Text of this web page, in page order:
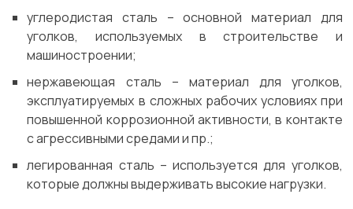
углеродистая сталь – основной материал для
уголков, используемых в строительстве и
машиностроении;
нержавеющая сталь – материал для уголков,
эксплуатируемых в сложных рабочих условиях при
повышенной коррозионной активности, в контакте
с агрессивными средами и пр.;
легированная сталь – используется для уголков,
которые должны выдерживать высокие нагрузки.